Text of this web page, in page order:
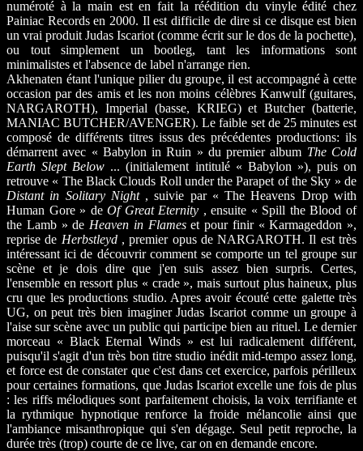
numéroté à la main est en fait la réédition du vinyle édité chez
Painiac Records en 2000. Il est difficile de dire si ce disque est bien
un vrai produit Judas Iscariot (comme écrit sur le dos de la pochette),
ou tout simplement un bootleg, tant les informations sont
minimalistes et l'absence de label n'arrange rien.
Akhenaten étant l'unique pilier du groupe, il est accompagné à cette
occasion par des amis et les non moins célèbres Kanwulf (guitares,
NARGAROTH), Imperial (basse, KRIEG) et Butcher (batterie,
MANIAC BUTCHER/AVENGER). Le faible set de 25 minutes est
composé de différents titres issus des précédentes productions: ils
démarrent avec « Babylon in Ruin » du premier album The Cold
Earth Slept Below ... (initialement intitulé « Babylon »), puis on
retrouve « The Black Clouds Roll under the Parapet of the Sky » de
Distant in Solitary Night, suivie par « The Heavens Drop with
Human Gore » deOf Great Eternity , ensuite « Spill the Blood of
the Lamb » de Heaven in Flameset pour finir « Karmageddon »,
reprise de Herbstleyd, premier opus de NARGAROTH. Il est très
intéressant ici de découvrir comment se comporte un tel groupe sur
scène et je dois dire que j'en suis assez bien surpris. Certes,
l'ensemble en ressort plus « crade », mais surtout plus haineux, plus
cru que les productions studio. Apres avoir écouté cette galette très
UG, on peut très bien imaginer Judas Iscariot comme un groupe à
l'aise sur scène avec un public qui participe bien au rituel. Le dernier
morceau « Black Eternal Winds » est lui radicalement différent,
puisqu'il s'agit d'un très bon titre studio inédit mid-tempo assez long,
et force est de constater que c'est dans cet exercice, parfois périlleux
pour certaines formations, que Judas Iscariot excelle une fois de plus
: les riffs mélodiques sont parfaitement choisis, la voix terrifiante et
la rythmique hypnotique renforce la froide mélancolie ainsi que
l'ambiance misanthropique qui s'en dégage. Seul petit reproche, la
durée très (trop) courte de ce live, car on en demande encore.